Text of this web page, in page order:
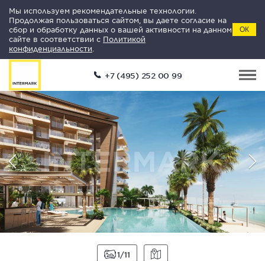
Мы используем рекомендательные технологии.
Продолжая пользоваться сайтом, вы даете согласие на
сбор и обработку данных о вашей активности на данном
сайте в соответствии с Политикой
конфиденциальности
ОК
+7 (495) 252 00 99
1 11